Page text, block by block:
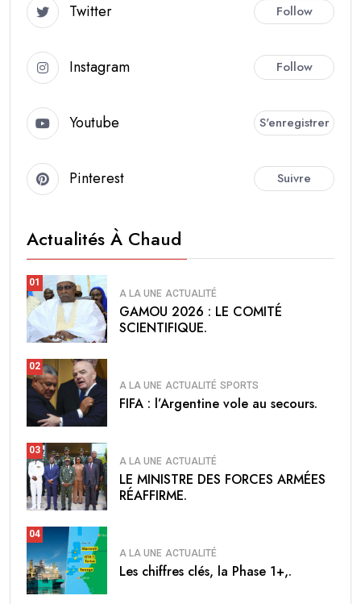
Twitter Follow
Instagram Follow
Youtube S'enregistrer
Pinterest Suivre
Actualités À Chaud
01
A LA UNE ACTUALITÉ
GAMOU 2026 : LE COMITÉ
SCIENTIFIQUE.
02
A LA UNE ACTUALITÉ SPORTS
FIFA : l’Argentine vole au secours.
03
A LA UNE ACTUALITÉ
LE MINISTRE DES FORCES ARMÉES
RÉAFFIRME.
04
A LA UNE ACTUALITÉ
Les chiffres clés, la Phase 1+,.